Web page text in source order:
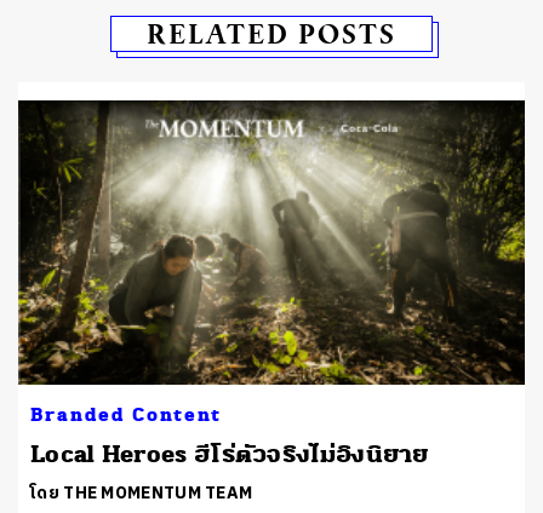
RELATED POSTS
Branded Content
Local Heroes ฮีโร่ตัวจริงไม่อิงนิยาย
โดย THE MOMENTUM TEAM